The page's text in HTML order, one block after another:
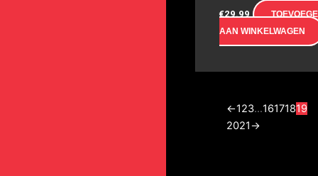
€29.99
AAN WINKELWAGEN
←123…16171819
2021→